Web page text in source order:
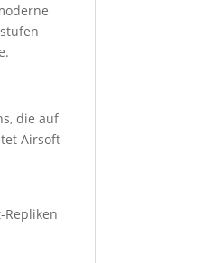
die auf
Airsoft-